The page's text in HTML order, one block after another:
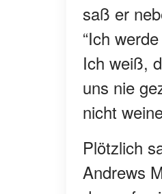
saß er
“Ich
Ich weiß,
uns nie
nicht
Plötzlich
Andrews